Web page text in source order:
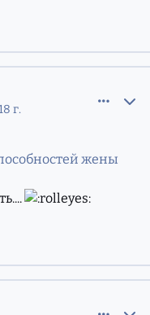
г.
жены